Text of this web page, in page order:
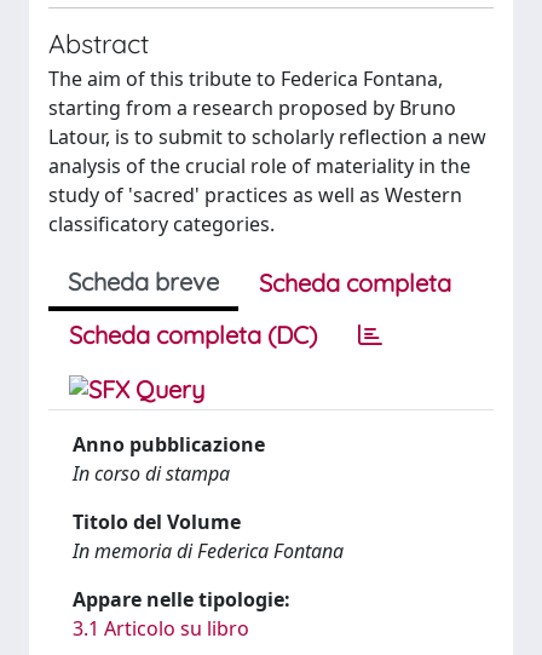
Abstract
The aim of this tribute to Federica Fontana,
starting from a research proposed by Bruno
Latour, is to submit to scholarly reflection a new
analysis of the crucial role of materiality in the
study of 'sacred' practices as well as Western
classificatory categories.
Scheda breve
Scheda completa
Scheda completa (DC)
Anno pubblicazione
In corso di stampa
Titolo del Volume
In memoria di Federica Fontana
Appare nelle tipologie:
3.1 Articolo su libro